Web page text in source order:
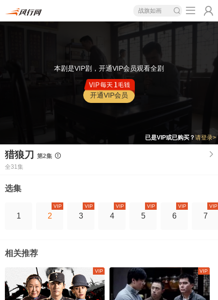
战旗如画
本剧是VIP剧，开通VIP会员观看全剧
开通VIP会员
已是VIP或已购买？请登录>
猎狼刀
第2集
全31集
选集
1 2
VIP
3
VIP
4
VIP
5
VIP
6
VIP
7
VIP
相关推荐